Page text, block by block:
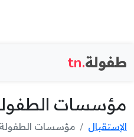
طفولة.tn
مؤسسات الطفولة
الإستقبال مؤسسات الطفولة